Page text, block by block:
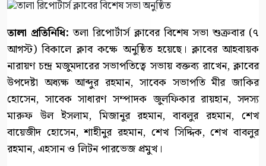
‎তালা প্রতিনিধি: ‎তলা রিপোর্টার্স ক্লাবের বিশেষ সভা শুক্রবার (৭
আগস্ট) বিকালে ক্লাব কক্ষে অনুষ্ঠিত হয়েছে। ক্লাবের আহবায়ক
নারায়ণ চন্দ্র মজুমদারের সভাপতিত্বে সভায় বক্তব্য রাখেন, ক্লাবের
উপদেষ্টা অধ্যক্ষ আব্দুর রহমান, সাবেক সভাপতি মীর জাকির
হোসেন, সাবেক সাধারণ সম্পাদক জুলফিকার রায়হান, সদস্য
মারুফ উল ইসলাম, মিজানুর রহমান, বাবলুর রহমান, শেখ
বায়েজীদ হোসেন, শাহীনুর রহমান, শেখ সিদ্দিক, শেখ বাবলুর
রহমান, এহসান ও লিটন পারভেজ প্রমুখ।